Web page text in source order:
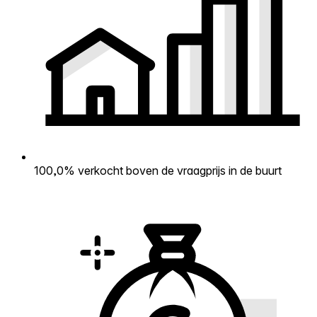
100,0% verkocht boven de vraagprijs in de buurt